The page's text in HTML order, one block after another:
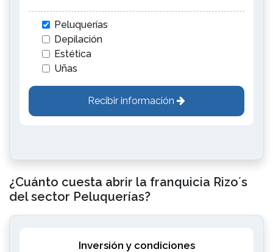
Peluquerías
Depilación
Estética
Uñas
Recibir información
¿Cuánto cuesta abrir la franquicia Rizo´s
del sector Peluquerías?
Inversión y condiciones